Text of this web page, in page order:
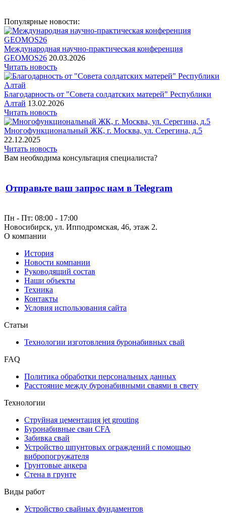
Популярные новости:
Международная научно-практическая конференция
GEOMOS26 20.03.2026
Читать новость
Благодарность от "Совета солдатских матерей" Республики
Алтай 13.02.2026
Читать новость
Многофункциональный ЖК, г. Москва, ул. Серегина, д.5
22.12.2025
Читать новость
Вам необходима консультация специалиста?
Отправьте ваш запрос нам в Telegram
Пн - Пт: 08:00 - 17:00
Новосибирск, ул. Ипподромская, 46, этаж 2.
О компании
История
Новости компании
Руководящий состав
Наши объекты
Техника
Контакты
Условия использования сайта
Статьи
Технологии изготовления буронабивных свай
FAQ
Политика обработки персональных данных
Расстояние между буронабивными сваями в свету
Технологии
Струйная цементация jet grouting
Буронабивные сваи CFA
Забивка свай
Устройство шпунтовых ограждений с помощью
вибропогружателя
Грунтовые анкера
Стена в грунте
Виды работ
Устройство свайных фундаментов